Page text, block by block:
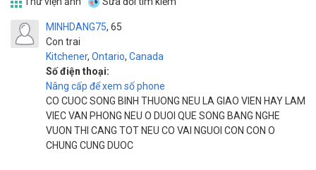
MINHDANG75
Con trai
65
Kitchener, Ontario, Canada
Số điện thoại:
Nâng cấp để xem số phone
CO CUOC SONG BINH THUONG NEU LA GIAO VIEN HAY LAM
VIEC VAN PHONG NEU O DUOI QUE SONG BANG NGHE
VUON THI CANG TOT NEU CO VAI NGUOI CON CON O
CHUNG CUNG DUOC